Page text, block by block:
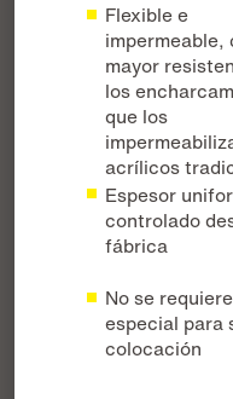
Flexible e
impermeable,
mayor
los
que los
acrílicos
Espesor
controlado
fábrica
No se
especial para
colocación